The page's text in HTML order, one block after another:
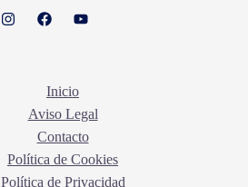
Inicio
Aviso Legal
Contacto
Política de Cookies
Política de Privacidad